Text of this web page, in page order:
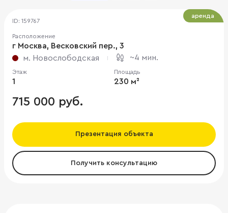
ID: 159767
Расположение
г Москва, Весковский пер., 3
м. Новослободская
~4 мин.
Этаж
1
Площадь
230 м²
715 000 руб.
Презентация объекта
Получить консультацию
аренда